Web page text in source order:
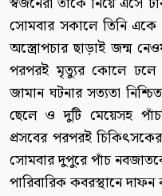
সোমবার সকালে তিনি একে
অস্ত্রোপচার ছাড়াই জন্ম
পরপরই মৃত্যুর কোলে ঢলে
জামান ঘটনার সত্যতা
ছেলে ও দুটি মেয়েসহ
প্রসবের পরপরই
সোমবার দুপুরে পাঁচ
পারিবারিক কবরস্থানে দাফন